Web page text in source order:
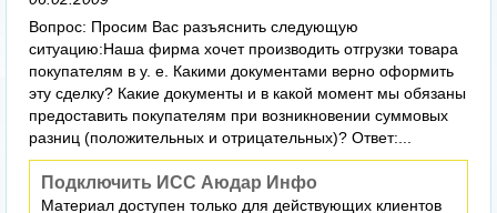
Вопрос: Просим Вас разъяснить следующую
ситуацию:Наша фирма хочет производить отгрузки товара
покупателям в у. е. Какими документами верно оформить
эту сделку? Какие документы и в какой момент мы обязаны
предоставить покупателям при возникновении суммовых
разниц (положительных и отрицательных)? Ответ:...
Подключить ИСС Аюдар Инфо
Материал доступен только для действующих клиентов